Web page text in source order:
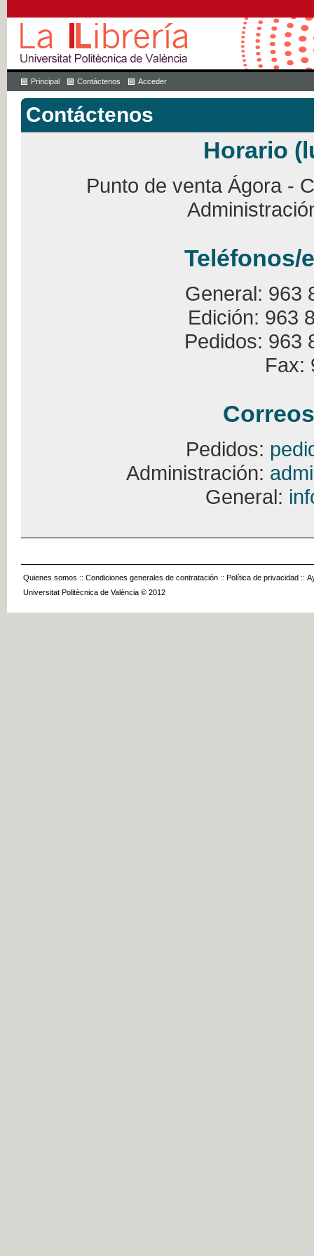
Principal Contáctenos Acceder
Contáctenos
Horario
Punto de venta Ágora -
Teléfonos/
General: 963
Edición: 963
Pedidos: 963
Fax:
Pedidos:
Administración:
General:
Quienes somos :: Condiciones generales de contratación :: Política de privacidad ::
Universitat Politècnica de València © 2012